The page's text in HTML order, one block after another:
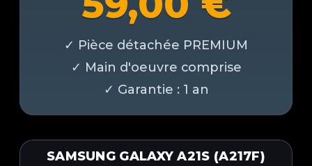
SAMSUNG GALAXY A21S (A217F)